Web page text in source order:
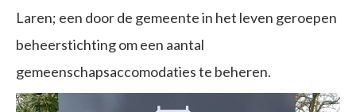
Laren; een door de gemeente in het leven geroepen
beheerstichting om een aantal
gemeenschapsaccomodaties te beheren.